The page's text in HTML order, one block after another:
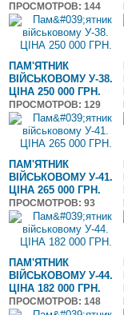
ПРОСМОТРОВ: 144
ПАМ'ЯТНИК
ВІЙСЬКОВОМУ У-38.
ЦІНА 250 000 ГРН.
ПРОСМОТРОВ: 129
ПАМ'ЯТНИК
ВІЙСЬКОВОМУ У-41.
ЦІНА 265 000 ГРН.
ПРОСМОТРОВ: 93
ПАМ'ЯТНИК
ВІЙСЬКОВОМУ У-44.
ЦІНА 182 000 ГРН.
ПРОСМОТРОВ: 148